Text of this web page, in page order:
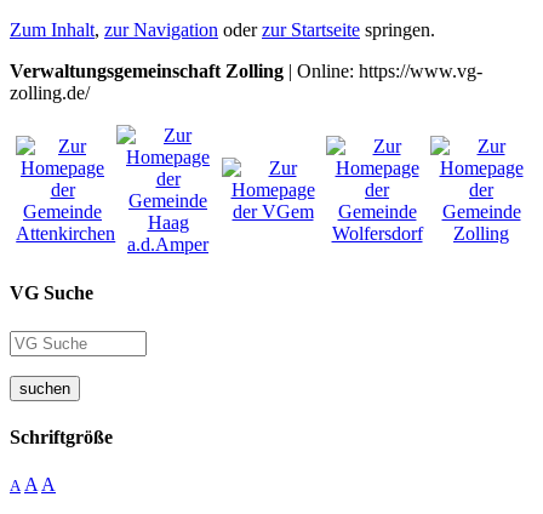
Zum Inhalt, zur Navigation oderzur Startseite springen.
Verwaltungsgemeinschaft Zolling | Online: https://www.vg-
zolling.de/
VG Suche
suchen
Schriftgröße
A A A